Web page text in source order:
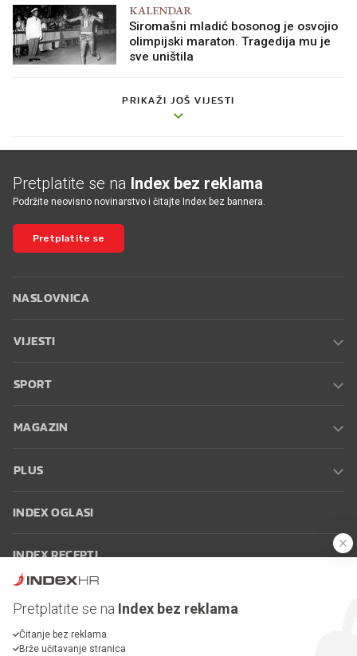
KALENDAR
Siromašni mladić bosonog je osvojio
olimpijski maraton. Tragedija mu je
sve uništila
PRIKAŽI JOŠ VIJESTI
Pretplatite se na Index bez reklama
Podržite neovisno novinarstvo i čitajte Index bez bannera.
Pretplatite se
NASLOVNICA
VIJESTI
SPORT
MAGAZIN
PLUS
INDEX OGLASI
INDEX RECEPTI
Oglašavanje Zaposli se na Indexu
korištenja
Postavke kolačića
Pretplatite se na Index bez reklama
Čitanje bez reklama
Brže učitavanje stranica